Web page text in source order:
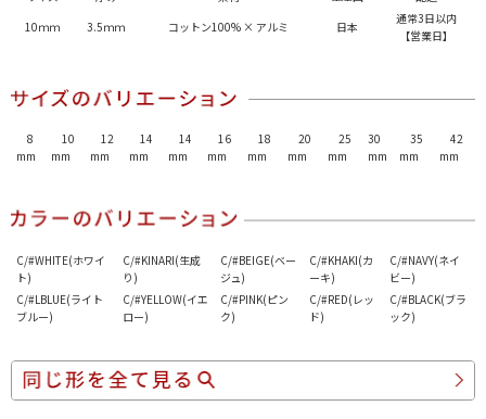
10ｍｍ
3.5ｍｍ コットン100% × アルミ 日本
通常3日以内
【営業日】
8
mm
10
mm
12
mm
14
mm
14
mm
16
mm
18
mm
20
mm
25
mm
30
mm
35
mm
42
mm
C/#WHITE(ホワイ
ト)
C/#KINARI(生成
り)
C/#BEIGE(ベー
ジュ)
C/#KHAKI(カ
ーキ)
C/#NAVY(ネイ
ビー)
C/#LBLUE(ライト
ブルー)
C/#YELLOW(イエ
ロー)
C/#PINK(ピン
ク)
C/#RED(レッ
ド)
C/#BLACK(ブラ
ック)